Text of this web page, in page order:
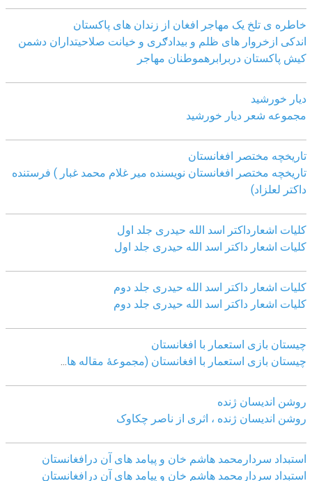
خاطره ی تلخ یک مھاجر افغان از زندان ھای پاکستان
اندکی ازخروار ھای ظلم و بیدادګری و خیانت صلاحیتداران دشمن
کیش پاکستان دربرابرھموطنان مھاجر
دیار خورشید
مجموعه شعر دیار خورشید
تاریخچه مختصر افغانستان
تاریخچه مختصر افغانستان نویسنده میر غلام محمد غبار ) فرستنده
داکتر لعلزاد)
کلیات اشعارداکتر اسد الله حیدری جلد اول
کلیات اشعار داکتر اسد الله حیدری جلد اول
کلیات اشعار داکتر اسد الله حیدری جلد دوم
کلیات اشعار داکتر اسد الله حیدری جلد دوم
چيستان بازی استعمار با افغانستان
چيستان بازی استعمار با افغانستان (مجموعۀ مقاله ها
روشن اندیسان ژنده
روشن اندیسان ژنده ، اثری از ناصر چکاوک
استبداد سردارمحمد هاشم خان و پیامد های آن درافغانستان
استبداد سردارمحمد هاشم خان و پیامد های آن درافغانستان